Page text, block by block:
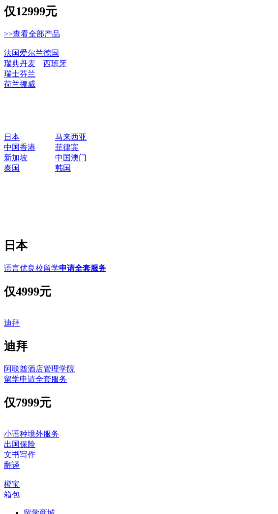
仅12999元
>>查看全部产品
法国爱尔兰德国
瑞典丹麦
西班牙
瑞士芬兰
荷兰挪威
日本
马来西亚
中国香港
菲律宾
新加坡
中国澳门
泰国
韩国
日本
语言优良校留学申请全套服务
仅4999元
迪拜
迪拜
阿联酋酒店管理学院
留学申请全套服务
仅7999元
小语种境外服务
出国保险
文书写作
翻译
橙宝
箱包